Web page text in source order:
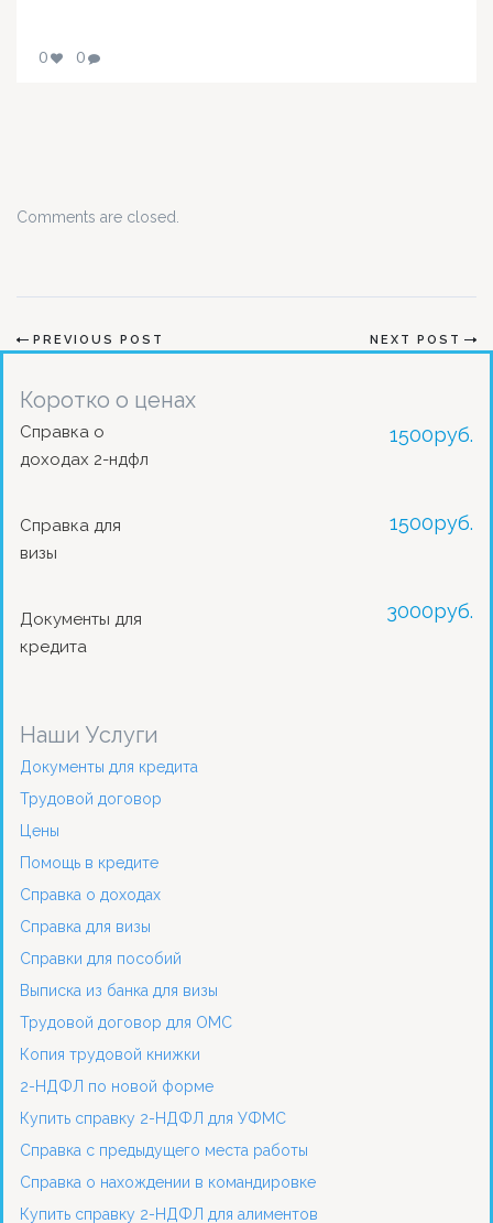
0 0
Comments are closed.
PREVIOUS POST NEXT POST
Коротко о ценах
Справка о
доходах 2-ндфл
Справка для
визы
Документы для
кредита
1500руб.
1500руб.
3000руб.
Наши Услуги
Документы для кредита
Трудовой договор
Цены
Помощь в кредите
Справка о доходах
Справка для визы
Справки для пособий
Выписка из банка для визы
Трудовой договор для ОМС
Копия трудовой книжки
2-НДФЛ по новой форме
Купить справку 2-НДФЛ для УФМС
Справка с предыдущего места работы
Справка о нахождении в командировке
Купить справку 2-НДФЛ для алиментов